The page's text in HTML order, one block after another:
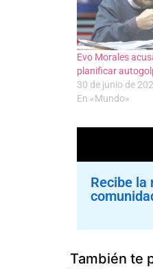
Evo Morales
planificar
30 de junio de
En «Mundo»
Recibe la
También te